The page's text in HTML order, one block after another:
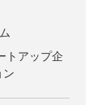
トアップ企